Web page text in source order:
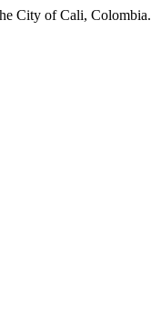
City of Cali, Colombia.